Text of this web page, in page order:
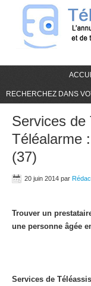
RECHERCHEZ DANS
Services de
Téléalarme
(37)
20 juin 2014 par
Trouver un
une personne âgée
Services de